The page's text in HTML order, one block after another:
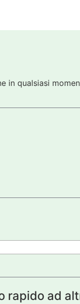
in qualsiasi
rapido ad